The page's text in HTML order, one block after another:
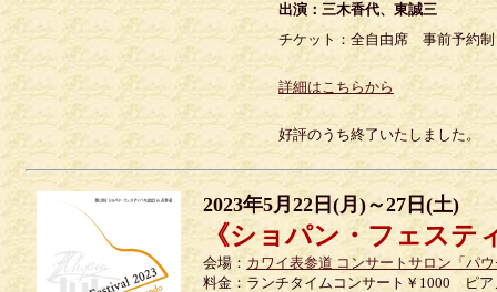
出演：三木香代、東誠三
チケット：全自由席 事前予約
詳細はこちらから
好評のうち終了いたしました。
2023年5月22日(月)～27日(土)
《ショパン・フェステ
会場： カワイ表参道 コンサートサロン「パ
料金：ランチタイムコンサート￥1000 ピア